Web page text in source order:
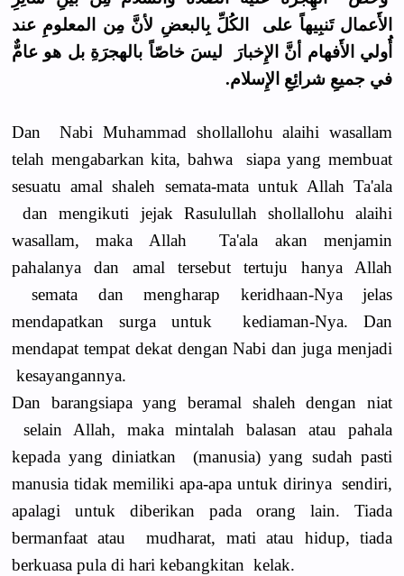
الأَعمال تَنبِيهاً على الكُلِّ بِالبعضِ لأنَّ مِن المعلومِ عند
أُولي الأَفهام أنَّ الإِخبارَ ليسَ خاصّاً بالهجرَةِ بل هو عامٌّ
في جميعِ شرائِعِ الإِسلام.
Dan Nabi Muhammad shollallohu alaihi wasallam
telah mengabarkan kita, bahwa siapa yang membuat
sesuatu amal shaleh semata-mata untuk Allah Ta'ala
dan mengikuti jejak Rasulullah shollallohu alaihi
wasallam, maka Allah Ta'ala akan menjamin
pahalanya dan amal tersebut tertuju hanya Allah
semata dan mengharap keridhaan-Nya jelas
mendapatkan surga untuk kediaman-Nya. Dan
mendapat tempat dekat dengan Nabi dan juga menjadi
kesayangannya.
Dan barangsiapa yang beramal shaleh dengan niat
selain Allah, maka mintalah balasan atau pahala
kepada yang diniatkan (manusia) yang sudah pasti
manusia tidak memiliki apa-apa untuk dirinya sendiri,
apalagi untuk diberikan pada orang lain. Tiada
bermanfaat atau mudharat, mati atau hidup, tiada
berkuasa pula di hari kebangkitan kelak.